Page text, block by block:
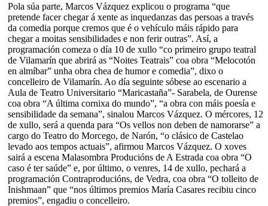
Pola súa parte, Marcos Vázquez explicou o programa “que
pretende facer chegar á xente as inquedanzas das persoas a través
da comedia porque cremos que é o vehículo máis rápido para
chegar a moitas sensibilidades e non ferir outras”. Así, a
programación comeza o día 10 de xullo “co primeiro grupo teatral
de Vilamarín que abrirá as “Noites Teatrais” coa obra “Melocotón
en almíbar” unha obra chea de humor e comedia”, dixo o
concelleiro de Vilamarín. Ao día seguinte sóbese ao escenario a
Aula de Teatro Universitario “Maricastaña”- Sarabela, de Ourense
coa obra “A última cornixa do mundo”, “a obra con máis poesía e
sensibilidade da semana”, sinalou Marcos Vázquez. O mércores, 12
de xullo, será a quenda para “Os vellos non deben de namorarse” a
cargo do Teatro do Morcego, de Narón, “o clásico de Castelao
levado aos tempos actuais”, afirmou Marcos Vázquez. O xoves
sairá a escena Malasombra Producións de A Estrada coa obra “O
caso é ter saúde” e, por último, o venres, 14 de xullo, pechará a
programación Contraproducións, de Vedra, coa obra “O tolleito de
Inishmaan” que “nos últimos premios María Casares recibiu cinco
premios”, engadiu o concelleiro.